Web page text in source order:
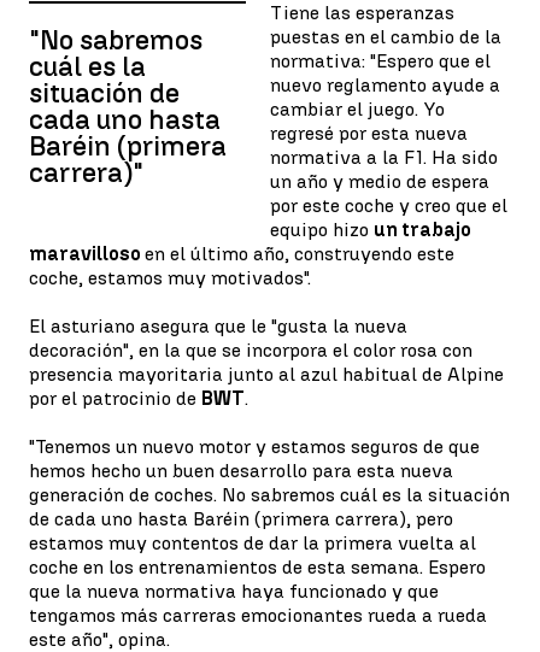
"No sabremos
cuál es la
situación de
cada uno hasta
Baréin (primera
carrera)"
Tiene las esperanzas
puestas en el cambio de la
normativa: "Espero que el
nuevo reglamento ayude a
cambiar el juego. Yo
regresé por esta nueva
normativa a la F1. Ha sido
un año y medio de espera
por este coche y creo que el
equipo hizo un trabajo
maravilloso en el último año, construyendo este
coche, estamos muy motivados".
El asturiano asegura que le "gusta la nueva
decoración", en la que se incorpora el color rosa con
presencia mayoritaria junto al azul habitual de Alpine
por el patrocinio de BWT.
"Tenemos un nuevo motor y estamos seguros de que
hemos hecho un buen desarrollo para esta nueva
generación de coches. No sabremos cuál es la situación
de cada uno hasta Baréin (primera carrera), pero
estamos muy contentos de dar la primera vuelta al
coche en los entrenamientos de esta semana. Espero
que la nueva normativa haya funcionado y que
tengamos más carreras emocionantes rueda a rueda
este año", opina.